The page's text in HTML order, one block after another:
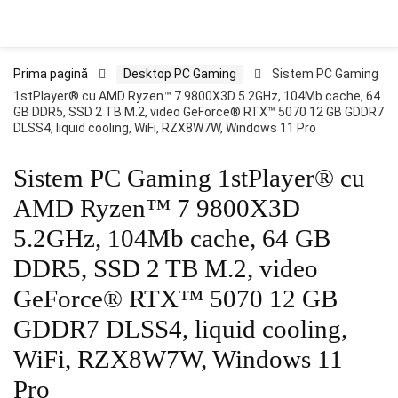
Prima pagină Desktop PC Gaming
Sistem PC Gaming
1stPlayer® cu AMD Ryzen™ 7 9800X3D 5.2GHz, 104Mb cache, 64
GB DDR5, SSD 2 TB M.2, video GeForce® RTX™ 5070 12 GB GDDR7
DLSS4, liquid cooling, WiFi, RZX8W7W, Windows 11 Pro
Sistem PC Gaming 1stPlayer® cu
AMD Ryzen™ 7 9800X3D
5.2GHz, 104Mb cache, 64 GB
DDR5, SSD 2 TB M.2, video
GeForce® RTX™ 5070 12 GB
GDDR7 DLSS4, liquid cooling,
WiFi, RZX8W7W, Windows 11
Pro